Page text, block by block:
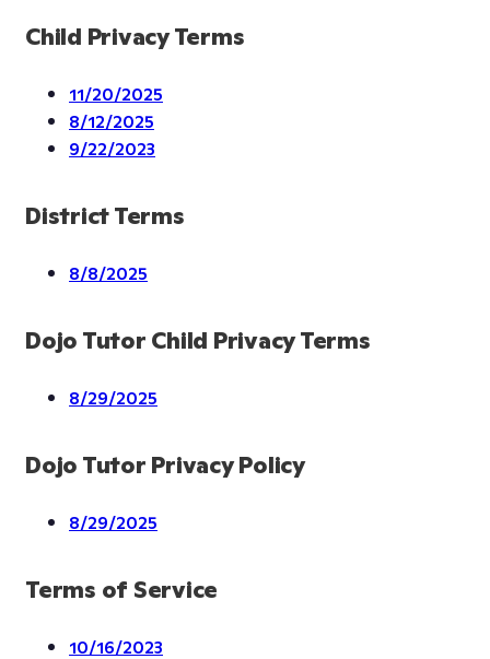
Child Privacy Terms
11/20/2025
8/12/2025
9/22/2023
District Terms
8/8/2025
Dojo Tutor Child Privacy Terms
8/29/2025
Dojo Tutor Privacy Policy
8/29/2025
Terms of Service
10/16/2023